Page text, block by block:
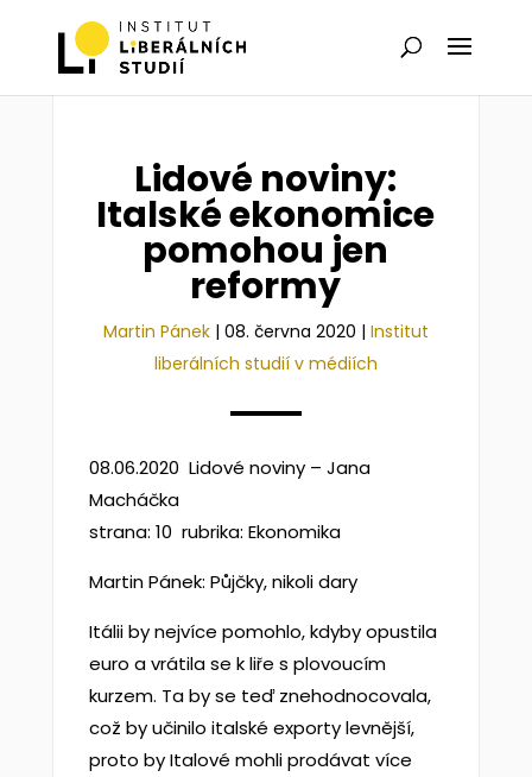
Lidové noviny:
Italské ekonomice
pomohou jen
reformy
Martin Pánek| 08. června 2020 | Institut
liberálních studií v médiích
08.06.2020 Lidové noviny – Jana
Macháčka
strana: 10 rubrika: Ekonomika
Martin Pánek: Půjčky, nikoli dary
Itálii by nejvíce pomohlo, kdyby opustila
euro a vrátila se k liře s plovoucím
kurzem. Ta by se teď znehodnocovala,
což by učinilo italské exporty levnější,
proto by Italové mohli prodávat více